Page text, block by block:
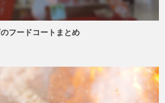
フードコートまとめ